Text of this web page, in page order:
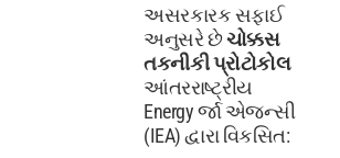
અસરકારક સફાઈ
અનુસરે છેચોક્કસ
તકનીકી પ્રોટોકોલ
આંતરરાષ્ટ્રીય
Energy ર્જા એજન્સી
(IEA) દ્વારા વિકસિત: